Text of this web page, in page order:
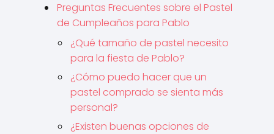
Preguntas Frecuentes sobre el Pastel
de Cumpleaños para Pablo
¿Qué tamaño de pastel necesito
para la fiesta de Pablo?
¿Cómo puedo hacer que un
pastel comprado se sienta más
personal?
¿Existen buenas opciones de